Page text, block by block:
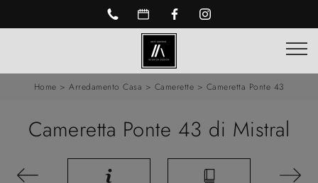
Home > Arredamento Casa > Camerette > Cameretta Ponte 43
Cameretta Ponte 43 di Mistral